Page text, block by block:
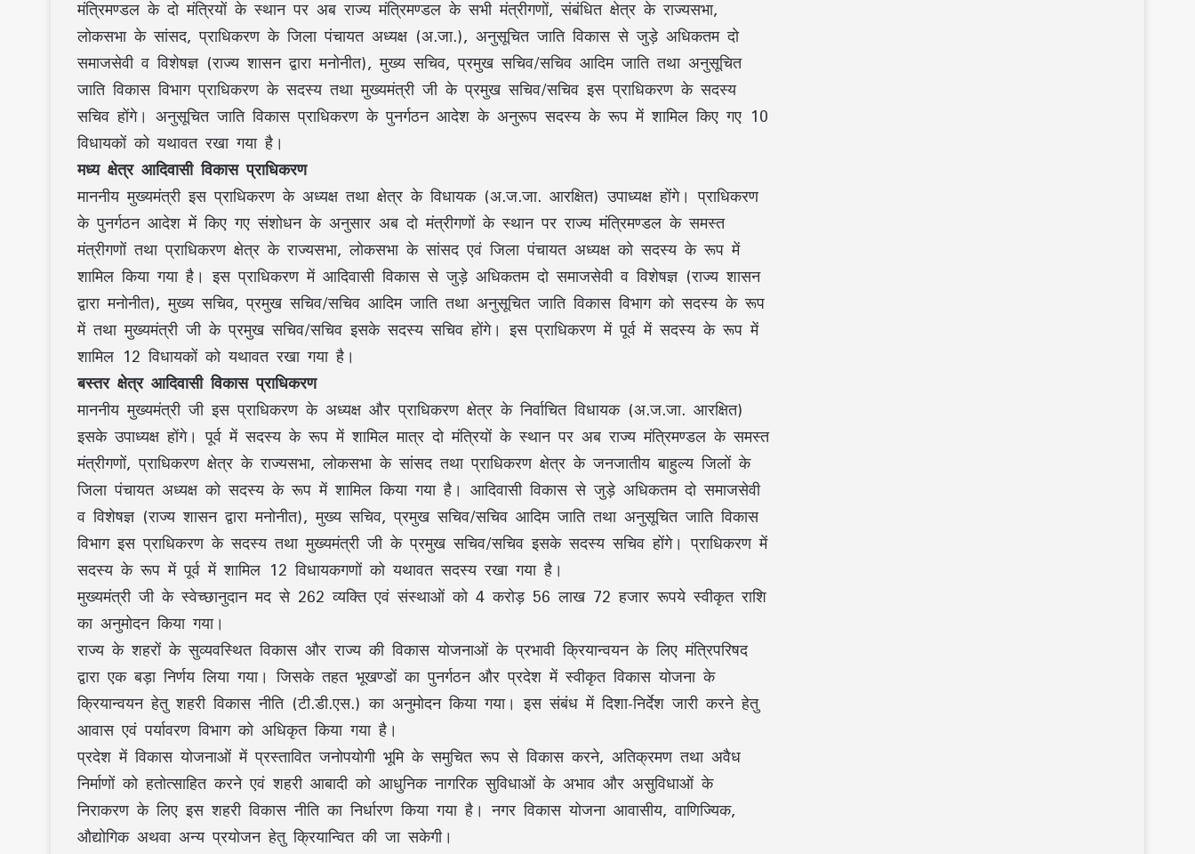
मंत्रिमण्डल के दो मंत्रियों के स्थान पर अब राज्य मंत्रिमण्डल के सभी मंत्रीगणों, संबंधित क्षेत्र के राज्यसभा,
लोकसभा के सांसद, प्राधिकरण के जिला पंचायत अध्यक्ष (अ.जा.), अनुसूचित जाति विकास से जुड़े अधिकतम दो
समाजसेवी व विशेषज्ञ (राज्य शासन द्वारा मनोनीत), मुख्य सचिव, प्रमुख सचिव/सचिव आदिम जाति तथा अनुसूचित
जाति विकास विभाग प्राधिकरण के सदस्य तथा मुख्यमंत्री जी के प्रमुख सचिव/सचिव इस प्राधिकरण के सदस्य
सचिव होंगे। अनुसूचित जाति विकास प्राधिकरण के पुनर्गठन आदेश के अनुरूप सदस्य के रूप में शामिल किए गए 10
विधायकों को यथावत रखा गया है।
मध्य क्षेत्र आदिवासी विकास प्राधिकरण
माननीय मुख्यमंत्री इस प्राधिकरण के अध्यक्ष तथा क्षेत्र के विधायक (अ.ज.जा. आरक्षित) उपाध्यक्ष होंगे। प्राधिकरण
के पुनर्गठन आदेश में किए गए संशोधन के अनुसार अब दो मंत्रीगणों के स्थान पर राज्य मंत्रिमण्डल के समस्त
मंत्रीगणों तथा प्राधिकरण क्षेत्र के राज्यसभा, लोकसभा के सांसद एवं जिला पंचायत अध्यक्ष को सदस्य के रूप में
शामिल किया गया है। इस प्राधिकरण में आदिवासी विकास से जुड़े अधिकतम दो समाजसेवी व विशेषज्ञ (राज्य शासन
द्वारा मनोनीत), मुख्य सचिव, प्रमुख सचिव/सचिव आदिम जाति तथा अनुसूचित जाति विकास विभाग को सदस्य के रूप
में तथा मुख्यमंत्री जी के प्रमुख सचिव/सचिव इसके सदस्य सचिव होंगे। इस प्राधिकरण में पूर्व में सदस्य के रूप में
शामिल 12 विधायकों को यथावत रखा गया है।
बस्तर क्षेत्र आदिवासी विकास प्राधिकरण
माननीय मुख्यमंत्री जी इस प्राधिकरण के अध्यक्ष और प्राधिकरण क्षेत्र के निर्वाचित विधायक (अ.ज.जा. आरक्षित)
इसके उपाध्यक्ष होंगे। पूर्व में सदस्य के रूप में शामिल मात्र दो मंत्रियों के स्थान पर अब राज्य मंत्रिमण्डल के समस्त
मंत्रीगणों, प्राधिकरण क्षेत्र के राज्यसभा, लोकसभा के सांसद तथा प्राधिकरण क्षेत्र के जनजातीय बाहुल्य जिलों के
जिला पंचायत अध्यक्ष को सदस्य के रूप में शामिल किया गया है। आदिवासी विकास से जुड़े अधिकतम दो समाजसेवी
व विशेषज्ञ (राज्य शासन द्वारा मनोनीत), मुख्य सचिव, प्रमुख सचिव/सचिव आदिम जाति तथा अनुसूचित जाति विकास
विभाग इस प्राधिकरण के सदस्य तथा मुख्यमंत्री जी के प्रमुख सचिव/सचिव इसके सदस्य सचिव होंगे। प्राधिकरण में
सदस्य के रूप में पूर्व में शामिल 12 विधायकगणों को यथावत सदस्य रखा गया है।
मुख्यमंत्री जी के स्वेच्छानुदान मद से 262 व्यक्ति एवं संस्थाओं को 4 करोड़ 56 लाख 72 हजार रूपये स्वीकृत राशि
का अनुमोदन किया गया।
राज्य के शहरों के सुव्यवस्थित विकास और राज्य की विकास योजनाओं के प्रभावी क्रियान्वयन के लिए मंत्रिपरिषद
द्वारा एक बड़ा निर्णय लिया गया। जिसके तहत भूखण्डों का पुनर्गठन और प्रदेश में स्वीकृत विकास योजना के
क्रियान्वयन हेतु शहरी विकास नीति (टी.डी.एस.) का अनुमोदन किया गया। इस संबंध में दिशा-निर्देश जारी करने हेतु
आवास एवं पर्यावरण विभाग को अधिकृत किया गया है।
प्रदेश में विकास योजनाओं में प्रस्तावित जनोपयोगी भूमि के समुचित रूप से विकास करने, अतिक्रमण तथा अवैध
निर्माणों को हतोत्साहित करने एवं शहरी आबादी को आधुनिक नागरिक सुविधाओं के अभाव और असुविधाओं के
निराकरण के लिए इस शहरी विकास नीति का निर्धारण किया गया है। नगर विकास योजना आवासीय, वाणिज्यिक,
औद्योगिक अथवा अन्य प्रयोजन हेतु क्रियान्वित की जा सकेगी।